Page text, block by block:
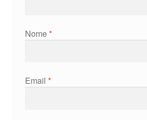
Nome*
Email *